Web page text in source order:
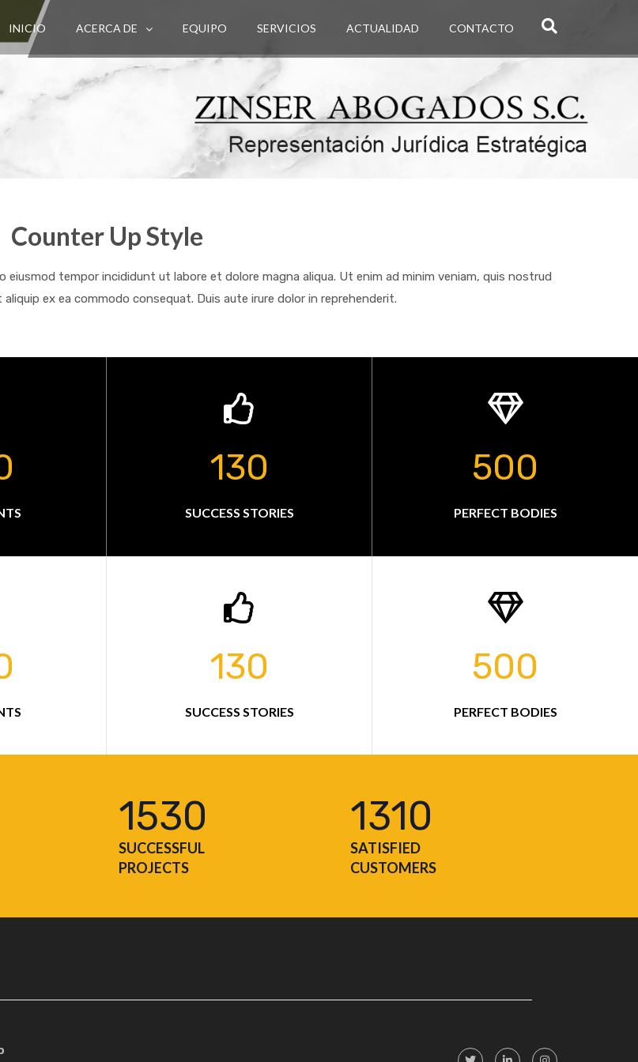
INICIO ACERCA DE EQUIPO SERVICIOS ACTUALIDAD CONTACTO
Counter Up Style
tempor incididunt ut labore et dolore magna aliqua. Ut enim ad minim veniam, quis nostrud
ex ea commodo consequat. Duis aute irure dolor in reprehenderit.
130
SUCCESS STORIES
500
PERFECT BODIES
130
SUCCESS STORIES
500
PERFECT BODIES
1530
SUCCESSFUL
PROJECTS
1310
SATISFIED
CUSTOMERS